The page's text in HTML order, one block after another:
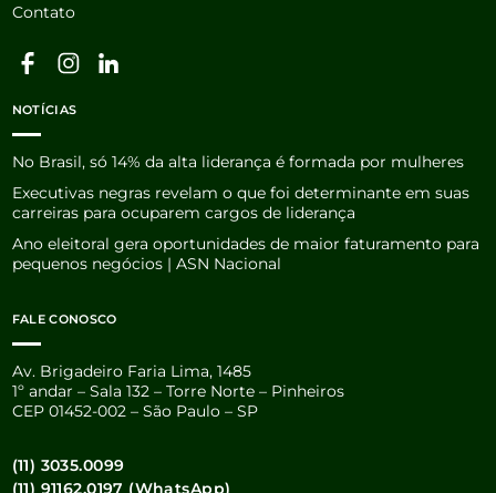
Contato
NOTÍCIAS
No Brasil, só 14% da alta liderança é formada por mulheres
Executivas negras revelam o que foi determinante em suas
carreiras para ocuparem cargos de liderança
Ano eleitoral gera oportunidades de maior faturamento para
pequenos negócios | ASN Nacional
FALE CONOSCO
Av. Brigadeiro Faria Lima, 1485
1º andar – Sala 132 – Torre Norte – Pinheiros
CEP 01452-002 – São Paulo – SP
(11) 3035.0099
(11) 91162.0197 (WhatsApp)